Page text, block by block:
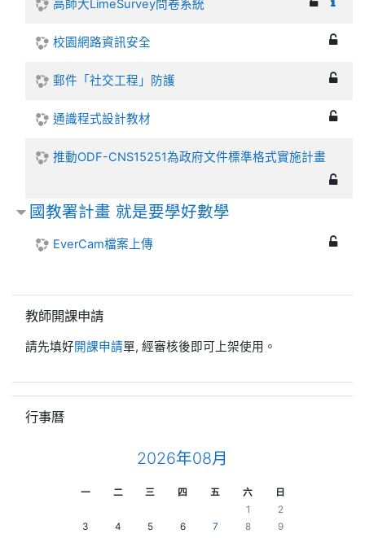
高師大LimeSurvey問卷系統
校園網路資訊安全
郵件「社交工程」防護
通識程式設計教材
推動ODF-CNS15251為政府文件標準格式實施計畫
國教署計畫 就是要學好數學
EverCam檔案上傳
教師開課申請
請先填好開課申請單, 經審核後即可上架使用。
行事曆
2026年08月
星期一
一 星期二
二 星期三
三 星期四
四 星期五
五 星期六
六 星期日
日
No events, 08月 1日 週六
1 No events, 08月 2
2
No events, 08月 3日 週一
3 No events, 08月 4日 週二
4 No events, 08月 5日 週三
5 No events, 08月 6日 週四
6 No events, 08月 7日 週五
7 No events, 08月 8日 週六
8 No events, 08月 9
9